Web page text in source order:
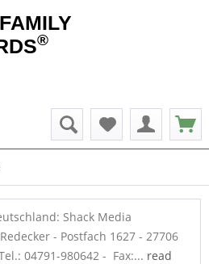
®
Shack Media
- Postfach 1627 - 27706
04791-980642 - Fax:... read